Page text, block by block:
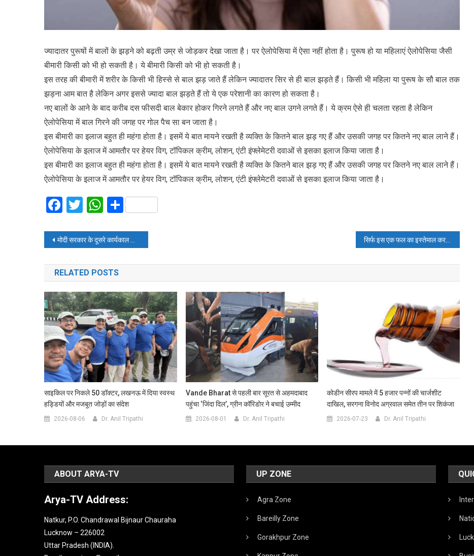
ज्यादातर पुरूषों में बालों के झड़ने को बढ़ती उम्र से जोड़कर देखा जाता है। पर ऐलोपेसिया में ऐसा नहीं होता है। पुरूष हो या महिलाएं ऐलोपेसिया जैसी
बीमारी किसी को भी हो सकती है। ये बीमारी किसी को भी हो सकती है।
इस तरह की बीमारी में शरीर के किसी भी हिस्से से बाल झड़ जाते हैं लेकिन ज्यादातर सिर से ही बाल झड़ते हैं। किसी भी महिला या पुरूष के सौ बाल तक
झड़ना आम बात है लेकिन अगर इससे ज्यादा बाल झड़ते हैं तो ये एक परेशानी का कारण हो सकता है।
नए बालों के आने के बाद करीब दस फीसदी बाल बेकार होकर गिरने लगते हैं और नए बाल उगने लगते हैं। ये क्रम ऐसे ही चलता रहता है लेकिन
ऐलोपेसिया में बाल गिरने की जगह पर गोल पैच सा बन जाता है।
इस बीमारी का इलाज बहुत ही महंगा होता है। इसमें ये बात मायने रखती है व्यक्ति के कितने बाल झड़ गए हैं और उसकी जगह पर कितने नए बाल लाने हैं।
ऐलोपेसिया के इलाज में आमतौर पर हेयर विग, टॉपिकल क्रीम, लोशन, एंटी इंफ्लेमेटरी दवाओं से इसका इलाज किया जाता है।
इस बीमारी का इलाज बहुत ही महंगा होता है। इसमें ये बात मायने रखती है व्यक्ति के कितने बाल झड़ गए हैं और उसकी जगह पर कितने नए बाल लाने हैं।
ऐलोपेसिया के इलाज में आमतौर पर हेयर विग, टॉपिकल क्रीम, लोशन, एंटी इंफ्लेमेटरी दवाओं से इसका इलाज किया जाता है।
Facebook
TwitterWhatsApp
Share
Post
navigation
मोदी सरकार के दूसरे कार्यकाल का पहला बजट, जानें क्या कहा प्रधानमंत्री ने सिर्फ इस एक फल का इस्तेमाल कर पाएं हीरोइनों जैसी दमकती त्वचा
RELATED POSTS
साइकिल पर निकले 50 डॉक्टर, लखनऊ में दिया स्वस्थ
हड्डियों और मजबूत जोड़ों का संदेश
2026-08-06 Dr. Anil Tripathi
Vande Bharat से पहली बार सूरत से अहमदाबाद
पहुंचा ‘जिंदा दिल’, ग्रीन कॉरिडोर ने बचाई उम्मीद
2026-08-01 Dr. Anil Tripathi
कोडीन सीरप मामले में 5 हजार पन्नों की चार्जशीट
दाखिल, सरगना विनोद अग्रवाल समेत तीन पर शिकंजा
2026-07-23 Dr. Anil Tripathi
ABOUT ARYA-TV
Arya-TV Address:
Natkur, P.O. Chandrawal Bijnaur Chauraha
Lucknow – 226002
Uttar Pradesh (INDIA).
UP ZONE
Agra Zone
Bareilly Zone
Gorakhpur Zone